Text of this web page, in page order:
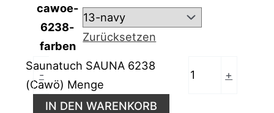
cawoe-
6238-
farben
Zurücksetzen
-
Saunatuch SAUNA 6238
(Cawö) Menge
+
IN DEN WARENKORB